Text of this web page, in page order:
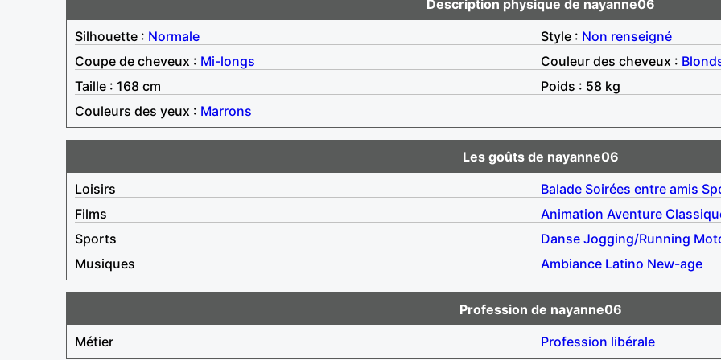
Description physique de nayanne06
Silhouette : Normale Style : Non renseigné
Coupe de cheveux : Mi-longs Couleur des cheveux :
Taille : 168 cm
Poids : 58 kg
Couleurs des yeux : Marrons
Les goûts de nayanne06
Loisirs
Balade Soirées entre amis
Films
Animation Aventure
Sports
Danse Jogging/Running
Musiques
Ambiance Latino New-age
Profession de nayanne06
Métier
Profession libérale